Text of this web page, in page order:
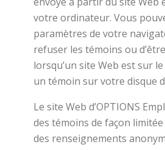
votre ordinateur. Vous
paramètres de votre
refuser les témoins ou
lorsqu’un site Web est sur
un témoin sur votre disque
Le site Web d’OPTIONS
des témoins de façon
des renseignements